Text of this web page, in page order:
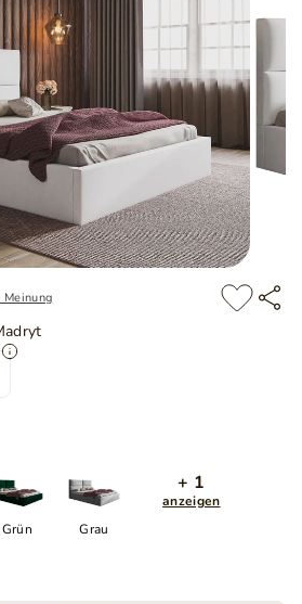
Meinung
Grün Grau
+ 1
anzeigen